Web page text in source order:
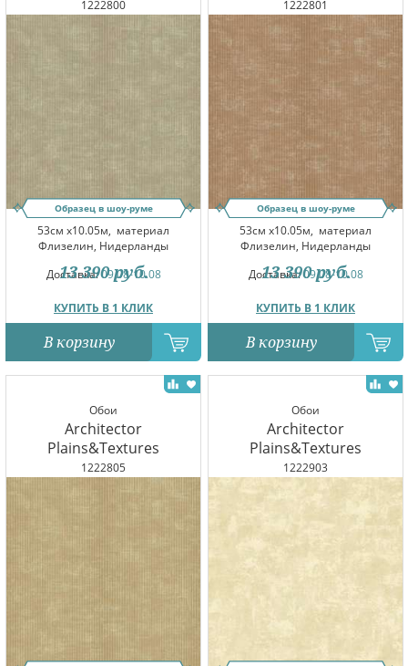
1222800
Образец в шоу-руме
53см x10.05м, материал
Флизелин, Нидерланды
Доставка:09.08-10.08
КУПИТЬ В 1 КЛИК
13 390 руб.
В корзину
1222801
Образец в шоу-руме
53см x10.05м, материал
Флизелин, Нидерланды
Доставка:09.08-10.08
КУПИТЬ В 1 КЛИК
13 390 руб.
В корзину
Обои
Architector
Plains&Textures
1222805
Обои
Architector
Plains&Textures
1222903